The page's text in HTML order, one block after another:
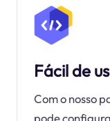
Fácil de
Com o nosso